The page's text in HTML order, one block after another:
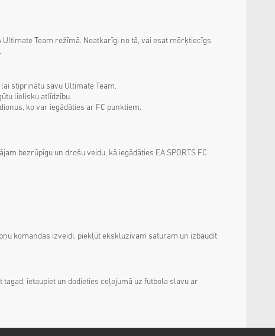
Ultimate Team režīmā. Neatkarīgi no tā, vai esat mērķtiecīgs
stiprinātu savu Ultimate Team.
lielisku atlīdzību.
ko var iegādāties ar FC punktiem.
bezrūpīgu un drošu veidu, kā iegādāties EA SPORTS FC
komandas izveidi, piekļūt ekskluzīvam saturam un izbaudīt
ietaupiet un dodieties ceļojumā uz futbola slavu ar